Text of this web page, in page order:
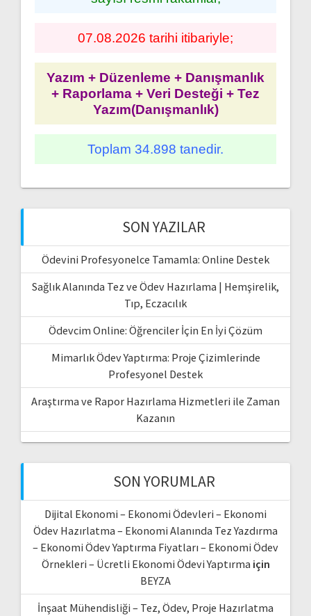
07.08.2026 tarihi itibariyle;
Yazım + Düzenleme + Danışmanlık
+ Raporlama + Veri Desteği + Tez
Yazım(Danışmanlık)
Toplam 34.898 tanedir.
SON YAZILAR
Ödevini Profesyonelce Tamamla: Online Destek
Sağlık Alanında Tez ve Ödev Hazırlama | Hemşirelik,
Tıp, Eczacılık
Ödevcim Online: Öğrenciler İçin En İyi Çözüm
Mimarlık Ödev Yaptırma: Proje Çizimlerinde
Profesyonel Destek
Araştırma ve Rapor Hazırlama Hizmetleri ile Zaman
Kazanın
SON YORUMLAR
Dijital Ekonomi – Ekonomi Ödevleri – Ekonomi
Ödev Hazırlatma – Ekonomi Alanında Tez Yazdırma
– Ekonomi Ödev Yaptırma Fiyatları – Ekonomi Ödev
Örnekleri – Ücretli Ekonomi Ödevi Yaptırma için
BEYZA
İnşaat Mühendisliği – Tez, Ödev, Proje Hazırlatma